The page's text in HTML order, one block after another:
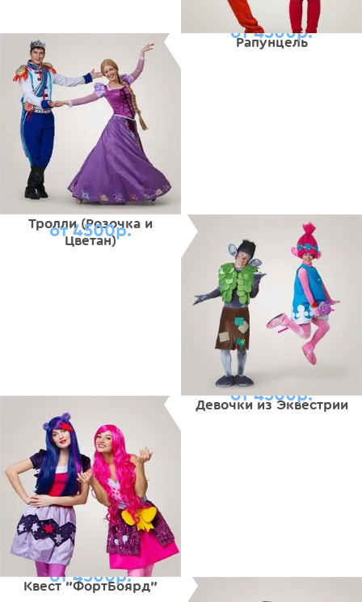
Рапунцель
от 4500р.
Тролли (Розочка и
Цветан)
от 4500р.
Девочки из Эквестрии
от 4500р.
Квест "ФортБоярд"
от 4500р.